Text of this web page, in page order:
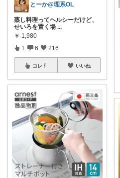
とーか@理系OL
蒸し料理ってヘルシーだけど、
せいろを置く場 ...
￥ 1,980
1 6 216
コレ いいね